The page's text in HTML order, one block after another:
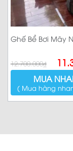
Ghế Bể Bơi Mây
12.700.000₫
Giá
gốc
là:
12.700.000₫.
Giá
hiện
tại
11.300.000₫.
MUA
( Mua hàng